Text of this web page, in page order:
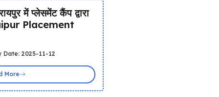
में प्लेसमेंट कैंप द्वारा
Placement
Date: 2025-11-12
More